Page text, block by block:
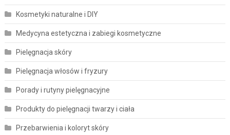
Kosmetyki naturalne i DIY
Medycyna estetyczna i zabiegi kosmetyczne
Pielęgnacja skóry
Pielęgnacja włosów i fryzury
Porady i rutyny pielęgnacyjne
Produkty do pielęgnacji twarzy i ciała
Przebarwienia i koloryt skóry